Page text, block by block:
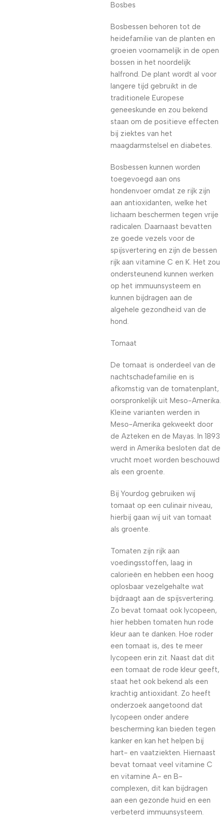
Bosbes
Bosbessen behoren tot de
heidefamilie van de planten en
groeien voornamelijk in de open
bossen in het noordelijk
halfrond. De plant wordt al voor
langere tijd gebruikt in de
traditionele Europese
geneeskunde en zou bekend
staan om de positieve effecten
bij ziektes van het
maagdarmstelsel en diabetes.
Bosbessen kunnen worden
toegevoegd aan ons
hondenvoer omdat ze rijk zijn
aan antioxidanten, welke het
lichaam beschermen tegen vrije
radicalen. Daarnaast bevatten
ze goede vezels voor de
spijsvertering en zijn de bessen
rijk aan vitamine C en K. Het zou
ondersteunend kunnen werken
op het immuunsysteem en
kunnen bijdragen aan de
algehele gezondheid van de
hond.
Tomaat
De tomaat is onderdeel van de
nachtschadefamilie en is
afkomstig van de tomatenplant,
oorspronkelijk uit Meso-Amerika.
Kleine varianten werden in
Meso-Amerika gekweekt door
de Azteken en de Mayas. In 1893
werd in Amerika besloten dat de
vrucht moet worden beschouwd
als een groente.
Bij Yourdog gebruiken wij
tomaat op een culinair niveau,
hierbij gaan wij uit van tomaat
als groente.
Tomaten zijn rijk aan
voedingsstoffen, laag in
calorieën en hebben een hoog
oplosbaar vezelgehalte wat
bijdraagt aan de spijsvertering.
Zo bevat tomaat ook lycopeen,
hier hebben tomaten hun rode
kleur aan te danken. Hoe roder
een tomaat is, des te meer
lycopeen erin zit. Naast dat dit
een tomaat de rode kleur geeft,
staat het ook bekend als een
krachtig antioxidant. Zo heeft
onderzoek aangetoond dat
lycopeen onder andere
bescherming kan bieden tegen
kanker en kan het helpen bij
hart- en vaatziekten. Hiernaast
bevat tomaat veel vitamine C
en vitamine A- en B-
complexen, dit kan bijdragen
aan een gezonde huid en een
verbeterd immuunsysteem.